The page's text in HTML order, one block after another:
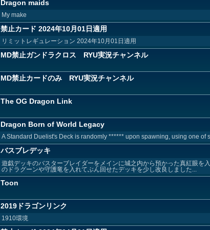
Dragon maids
My make
禁止カード 2024年10月01日適用
リミットレギュレーション 2024年10月01日適用
MD禁止ガンドラクロス RYU実況チャンネル
MD禁止カードのみ RYU実況チャンネル
The OG Dragon Link
Dragon Born of World Legacy
A Standard Duelist's Deck is randomly ****** upon spawning, using one of
バスブレデッキ
遊戯デッキのバスターブレイダーをメインに城之内から預かった真紅眼
のドラグーンや守護竜を入れてぶん回せたデッキを少し改良しました...
Toon
2019ドラゴンリンク
1910環境